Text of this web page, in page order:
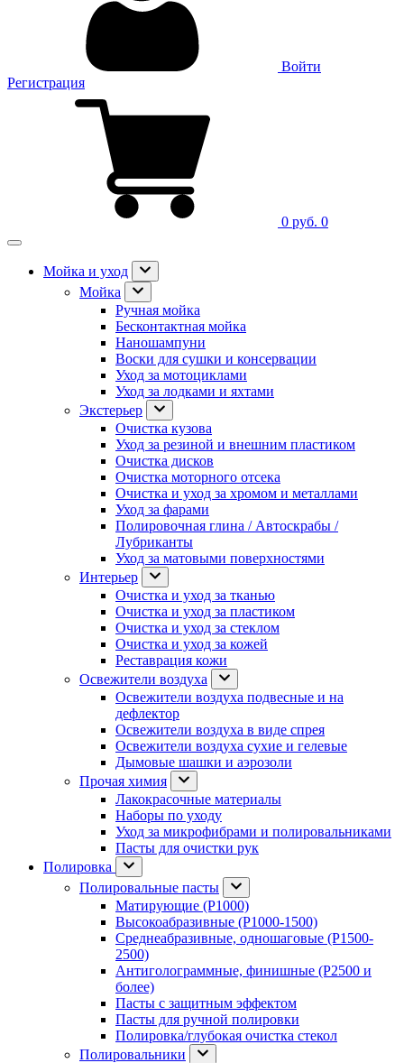
Войти
Регистрация
0 руб. 0
Мойка и уход
Мойка
Ручная мойка
Бесконтактная мойка
Наношампуни
Воски для сушки и консервации
Уход за мотоциклами
Уход за лодками и яхтами
Экстерьер
Очистка кузова
Уход за резиной и внешним пластиком
Очистка дисков
Очистка моторного отсека
Очистка и уход за хромом и металлами
Уход за фарами
Полировочная глина / Автоскрабы /
Лубриканты
Уход за матовыми поверхностями
Интерьер
Очистка и уход за тканью
Очистка и уход за пластиком
Очистка и уход за стеклом
Очистка и уход за кожей
Реставрация кожи
Освежители воздуха
Освежители воздуха подвесные и на
дефлектор
Освежители воздуха в виде спрея
Освежители воздуха сухие и гелевые
Дымовые шашки и аэрозоли
Прочая химия
Лакокрасочные материалы
Наборы по уходу
Уход за микрофибрами и полировальниками
Пасты для очистки рук
Полировка
Полировальные пасты
Матирующие (P1000)
Высокоабразивные (P1000-1500)
Среднеабразивные, одношаговые (P1500-
2500)
Антиголограммные, финишные (P2500 и
более)
Пасты с защитным эффектом
Пасты для ручной полировки
Полировка/глубокая очистка стекол
Полировальники